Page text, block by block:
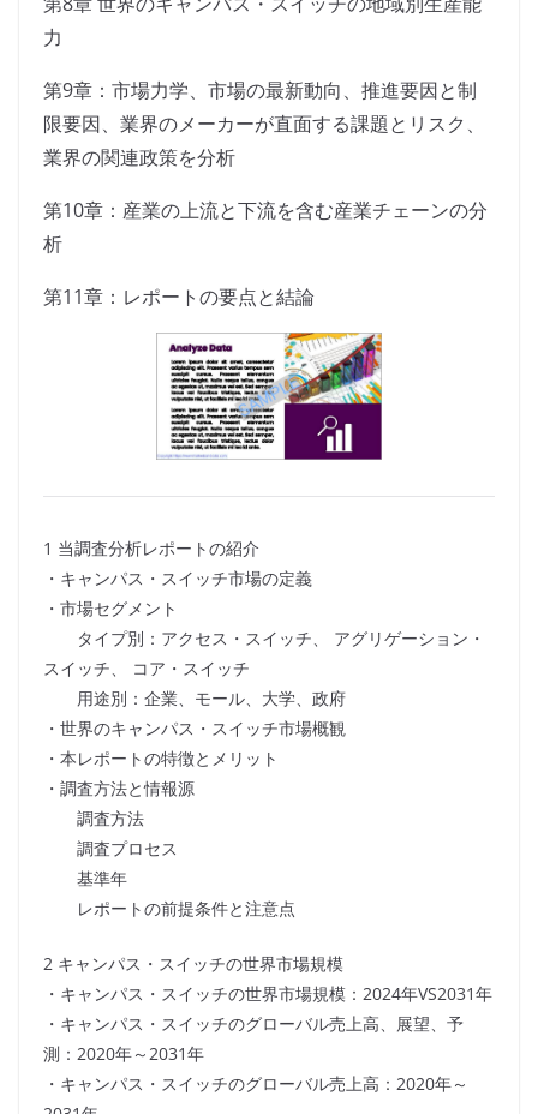
力
第9章：市場力学、市場の最新動向、推進要因と制
限要因、業界のメーカーが直面する課題とリスク、
業界の関連政策を分析
第10章：産業の上流と下流を含む産業チェーンの分
析
第11章：レポートの要点と結論
1 当調査分析レポートの紹介
・キャンパス・スイッチ市場の定義
・市場セグメント
タイプ別：アクセス・スイッチ、 アグリゲーション・
スイッチ、 コア・スイッチ
用途別：企業、モール、大学、政府
・世界のキャンパス・スイッチ市場概観
・本レポートの特徴とメリット
・調査方法と情報源
調査方法
調査プロセス
基準年
レポートの前提条件と注意点
2 キャンパス・スイッチの世界市場規模
・キャンパス・スイッチの世界市場規模：2024年VS2031年
・キャンパス・スイッチのグローバル売上高、展望、予
測：2020年～2031年
・キャンパス・スイッチのグローバル売上高：2020年～